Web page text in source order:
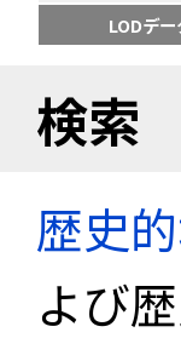
LODデ
検索
歴史
よび